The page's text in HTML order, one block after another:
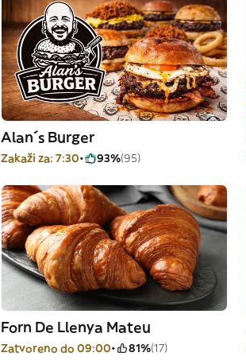
Alan´s Burger
Zakaži za: 7:30 93%(95)
Forn De Llenya Mateu
Zatvoreno do 09:00 81%(17)